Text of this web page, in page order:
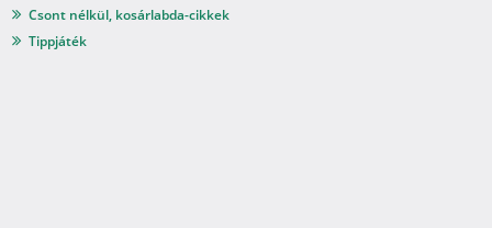
Csont nélkül, kosárlabda-cikkek
Tippjáték